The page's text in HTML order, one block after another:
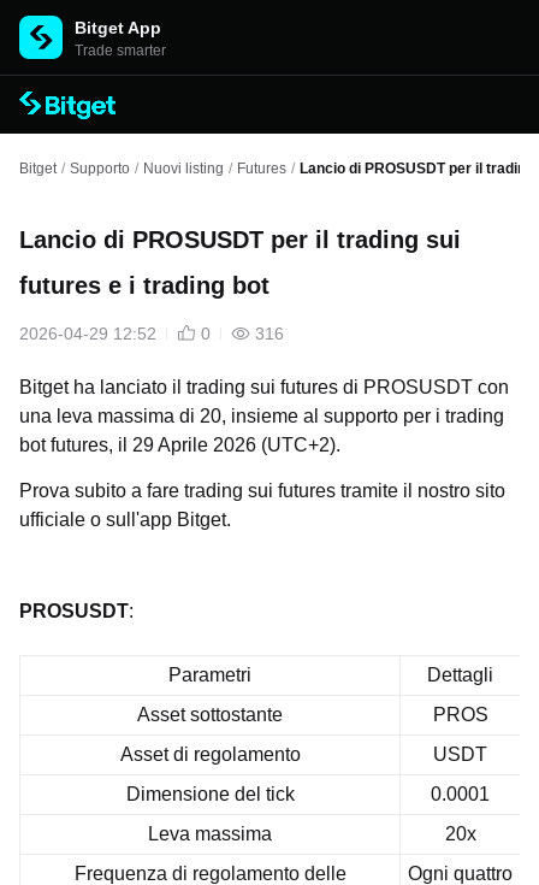
Bitget App
Trade smarter
Bitget / Supporto / Nuovi listing / Futures / Lancio di PROSUSDT per il
Lancio di PROSUSDT per il trading sui
futures e i trading bot
2026-04-29 12:52 0 316
Bitget ha lanciato il trading sui futures di PROSUSDT con
una leva massima di 20, insieme al supporto per i trading
bot futures, il 29 Aprile 2026 (UTC+2).
Prova subito a fare trading sui futures tramite il nostro sito
ufficiale o sull'app Bitget.
PROSUSDT:
Parametri
Dettagli
Asset sottostante
PROS
Asset di regolamento
USDT
Dimensione del tick
0.0001
Leva massima
20x
Frequenza di regolamento delle
Ogni quattro